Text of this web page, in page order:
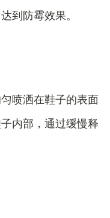
到防霉效果。
喷洒在鞋子的表面
内部，通过缓慢释